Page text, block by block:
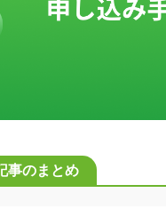
事のまとめ